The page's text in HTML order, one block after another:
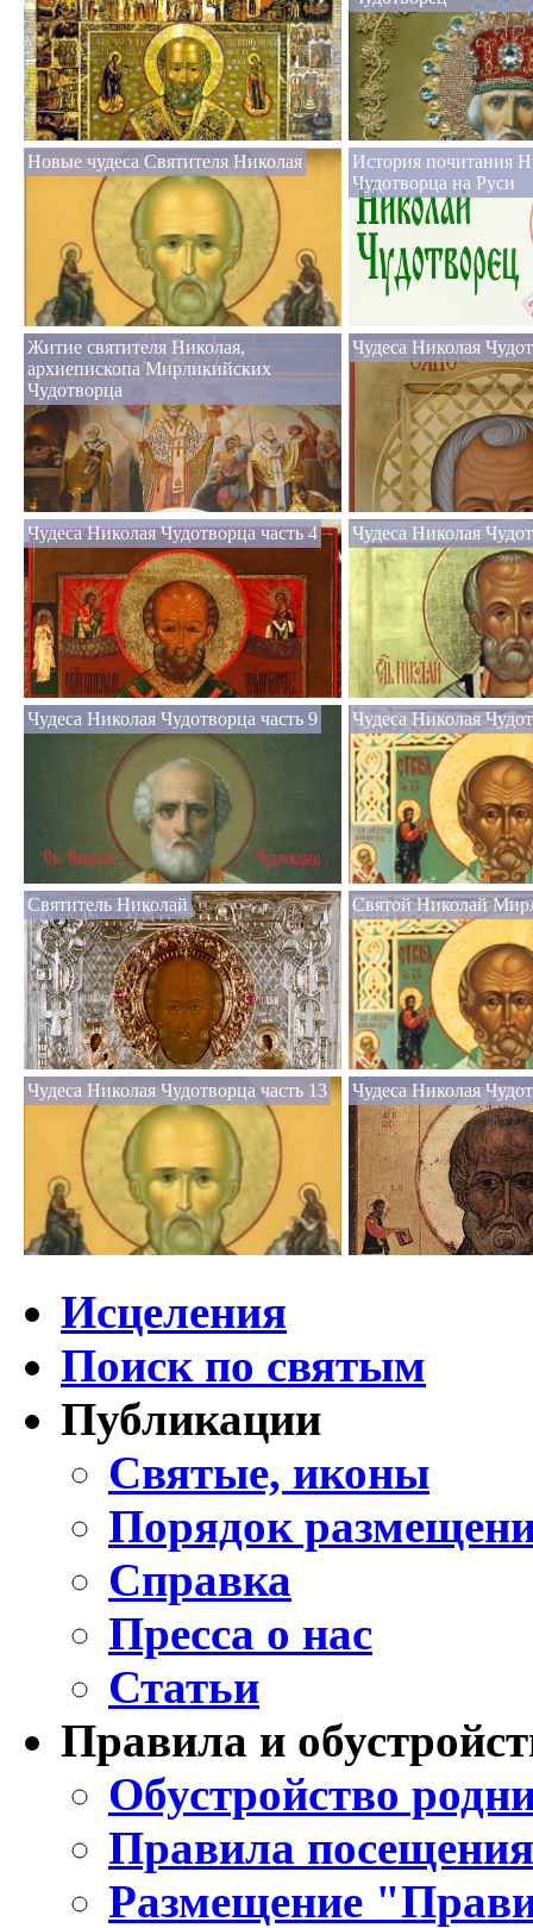
Новые чудеса Святителя Николая
История почитания
Чудотворца на Руси
Житие святителя Николая,
архиепископа Мирликийских
Чудотворца
Чудеса Николая
Чудеса Николая Чудотворца часть 4 Чудеса Николая
Чудеса Николая Чудотворца часть 9 Чудеса Николая
Святитель Николай Святой Николай
Чудеса Николая Чудотворца часть 13 Чудеса Николая
Исцеления
Поиск по святым
Публикации
Святые, иконы
Порядок
Справка
Пресса о нас
Статьи
Правила и
Обустройство
Правила
Размещение